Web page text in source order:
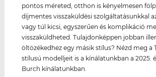
pontos méreted, otthon is kényelmesen
díjmentes visszaküldési szolgáltatásunkkal
vagy túl kicsi, egyszerűen és komplikáció
visszaküldheted. Tulajdonképpen jobban
öltözékedhez egy másik stílus? Nézd meg a
stílusú modelljeit is a kínálatunkban a 2025.
Burch kínálatunkban.